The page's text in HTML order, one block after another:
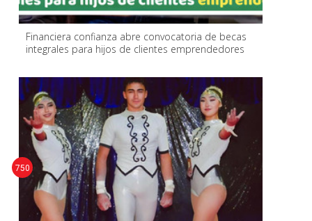
Financiera confianza abre convocatoria de becas
integrales para hijos de clientes emprendedores
750